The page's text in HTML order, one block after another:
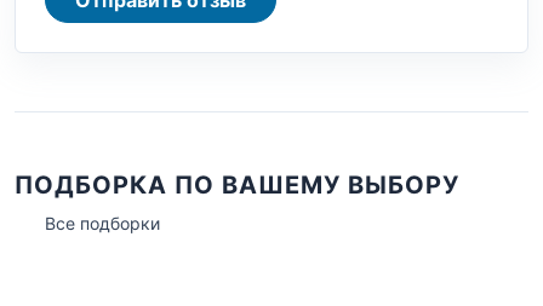
ПОДБОРКА ПО ВАШЕМУ ВЫБОРУ
Все подборки